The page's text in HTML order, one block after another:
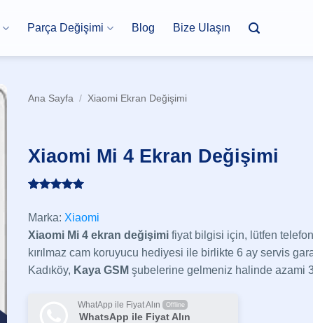
Parça Değişimi Blog Bize Ulaşın
Ana Sayfa / Xiaomi Ekran Değişimi
Xiaomi Mi 4 Ekran Değişimi
puanına
dayanarak
5 üzerinden
Marka: Xiaomi
Xiaomi Mi 4 ekran değişimi fiyat bilgisi için, lütfen telefon
kırılmaz cam koruyucu hediyesi ile birlikte 6 ay servis
Kadıköy, Kaya GSM şubelerine gelmeniz halinde azami
WhatApp ile Fiyat Alın Offline
WhatsApp ile Fiyat Alın